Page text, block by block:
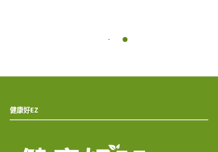
健康好EZ